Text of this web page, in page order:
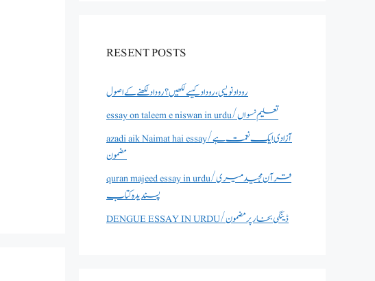
RESENT POSTS
روداد نویسی ،روداد کیسے لکھیں؟ روداد لکھنے کے اصول
essay on taleem e niswan in urdu/تعلیم نسواں
azadi aik Naimat hai essay/آزادی ایک نعمت ہے
مضمون
quran majeed essay in urdu/قرآن مجید میری
پسندیدہ کتاب
DENGUE ESSAY IN URDU/ڈینگی بخار پر مضمون